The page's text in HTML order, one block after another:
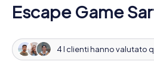
Escape Game
4 I clienti hanno valutato